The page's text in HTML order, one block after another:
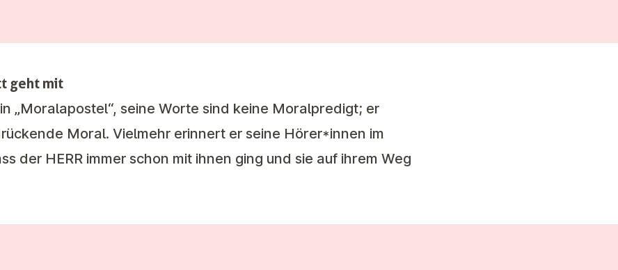
geht mit
„Moralapostel“, seine Worte sind keine Moralpredigt; er
Moral. Vielmehr erinnert er seine Hörer*innen im
der HERR immer schon mit ihnen ging und sie auf ihrem Weg